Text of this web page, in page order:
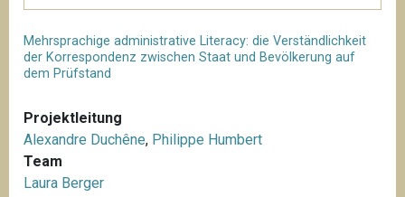
Mehrsprachige administrative Literacy: die Verständlichkeit
der Korrespondenz zwischen Staat und Bevölkerung auf
dem Prüfstand
Projektleitung
Alexandre Duchêne, Philippe Humbert
Team
Laura Berger